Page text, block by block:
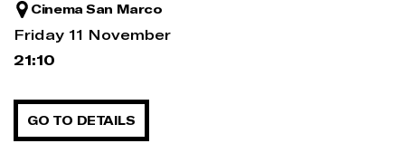
Cinema San Marco
Friday 11 November
21:10
GO TO DETAILS